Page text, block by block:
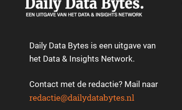
Daily Data Bytes is een uitgave van
het Data & Insights Network.
Contact met de redactie? Mail naar
redactie@dailydatabytes.nl